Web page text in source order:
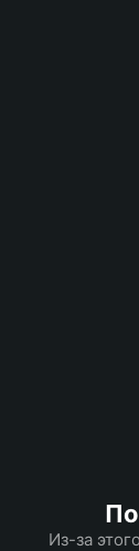
Из-за